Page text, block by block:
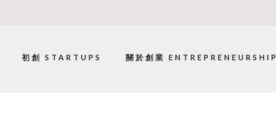
初創 STARTUPS 關於創業 ENTREPRENEURSHIP